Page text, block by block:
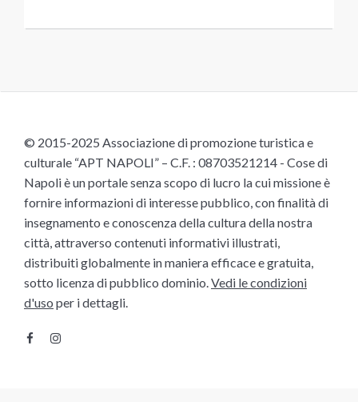
© 2015-2025 Associazione di promozione turistica e
culturale “APT NAPOLI” – C.F. : 08703521214 - Cose di
Napoli è un portale senza scopo di lucro la cui missione è
fornire informazioni di interesse pubblico, con finalità di
insegnamento e conoscenza della cultura della nostra
città, attraverso contenuti informativi illustrati,
distribuiti globalmente in maniera efficace e gratuita,
sotto licenza di pubblico dominio.Vedi le condizioni
d'uso per i dettagli.